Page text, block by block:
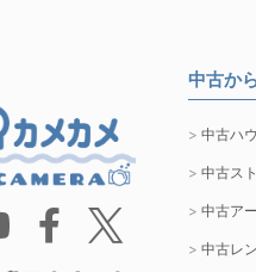
中古か
中古ハ
中古ス
中古ア
中古レ